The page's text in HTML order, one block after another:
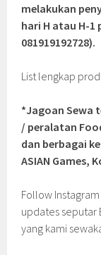
melakukan
hari H atau H-1
081919192728).
List lengkap
*Jagoan Sewa
/ peralatan
dan berbagai
ASIAN Games,
Follow
updates seputar
yang kami